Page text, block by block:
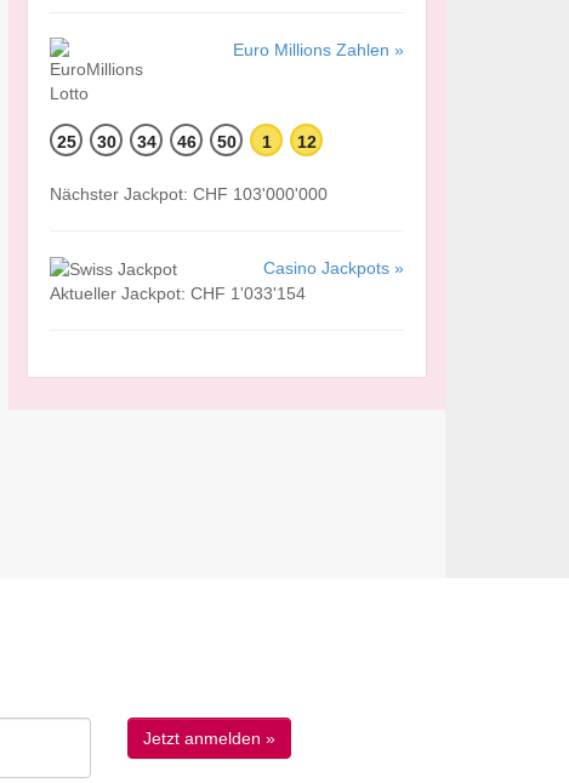
Euro Millions Zahlen »
25 30 34 46 50 1 12
Nächster Jackpot: CHF 103'000'000
Casino Jackpots »
Aktueller Jackpot: CHF 1'033'154